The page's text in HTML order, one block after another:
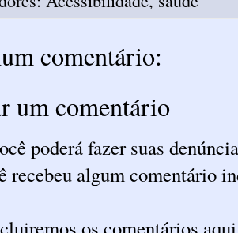
comentário:
um comentário
poderá fazer suas
recebeu algum comentário